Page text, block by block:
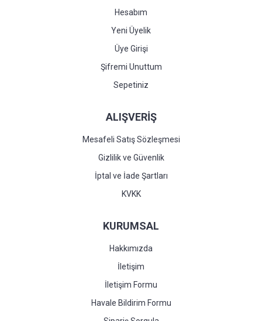
Hesabım
Yeni Üyelik
Üye Girişi
Şifremi Unuttum
Sepetiniz
ALIŞVERİŞ
Mesafeli Satış Sözleşmesi
Gizlilik ve Güvenlik
İptal ve İade Şartları
KVKK
KURUMSAL
Hakkımızda
İletişim
İletişim Formu
Havale Bildirim Formu